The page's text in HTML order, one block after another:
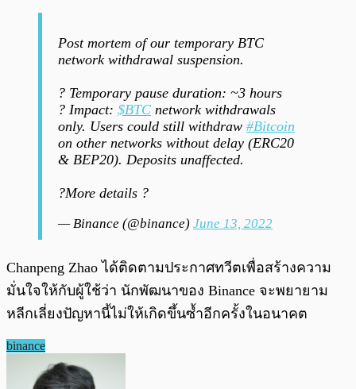
Post mortem of our temporary BTC
network withdrawal suspension.
? Temporary pause duration: ~3 hours
? Impact: $BTC network withdrawals
only. Users could still withdraw #Bitcoin
on other networks without delay (ERC20
& BEP20). Deposits unaffected.
?More details ?
— Binance (@binance) June 13, 2022
Chanpeng Zhao ได้ติดตามประกาศทวีตเพื่อสร้างความ
มั่นใจให้กับผู้ใช้ว่า นักพัฒนาของ Binance จะพยายาม
หลีกเลี่ยงปัญหานี้ไม่ให้เกิดขึ้นซ้ำอีกครั้งในอนาคต
binance